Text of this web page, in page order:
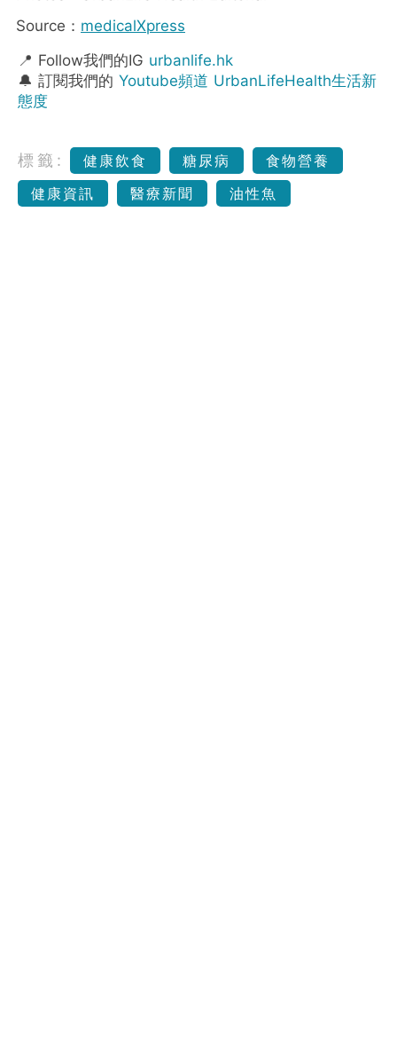
Source： medicalXpress
📍 Follow我們的IG urbanlife.hk
🔔 訂閱我們的 Youtube頻道 UrbanLifeHealth生活新
態度
標籤: 健康飲食 糖尿病
食物營養
健康資訊
醫療新聞 油性魚